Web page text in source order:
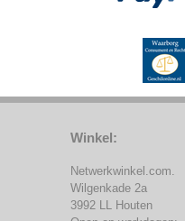
Winkel:
Netwerkwinkel.com.
Wilgenkade 2a
3992 LL Houten